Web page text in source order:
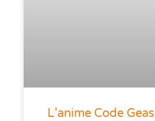
L’anime Code